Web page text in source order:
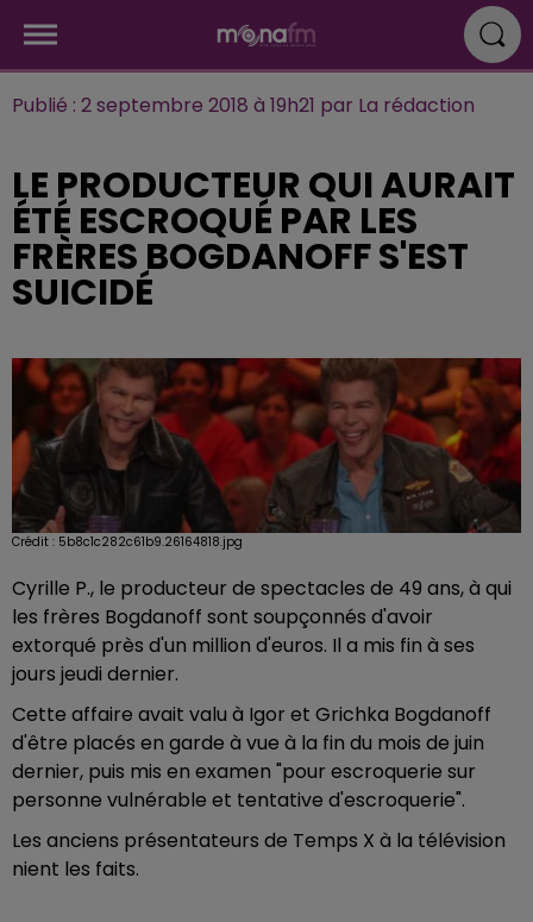
Publié : 2 septembre 2018 à 19h21 par La rédaction
LE PRODUCTEUR QUI AURAIT
ÉTÉ ESCROQUÉ PAR LES
FRÈRES BOGDANOFF S'EST
SUICIDÉ
Crédit : 5b8c1c282c61b9.26164818.jpg
Cyrille P., le producteur de spectacles de 49 ans, à qui
les frères Bogdanoff sont soupçonnés d'avoir
extorqué près d'un million d'euros. Il a mis fin à ses
jours jeudi dernier.
Cette affaire avait valu à Igor et Grichka Bogdanoff
d'être placés en garde à vue à la fin du mois de juin
dernier, puis mis en examen "pour escroquerie sur
personne vulnérable et tentative d'escroquerie".
Les anciens présentateurs de Temps X à la télévision
nient les faits.